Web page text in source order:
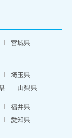
宮城県
埼玉県
山梨県
福井県
愛知県